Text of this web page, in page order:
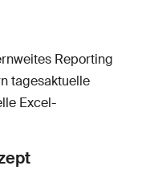
Reporting
tagesaktuelle
Excel-